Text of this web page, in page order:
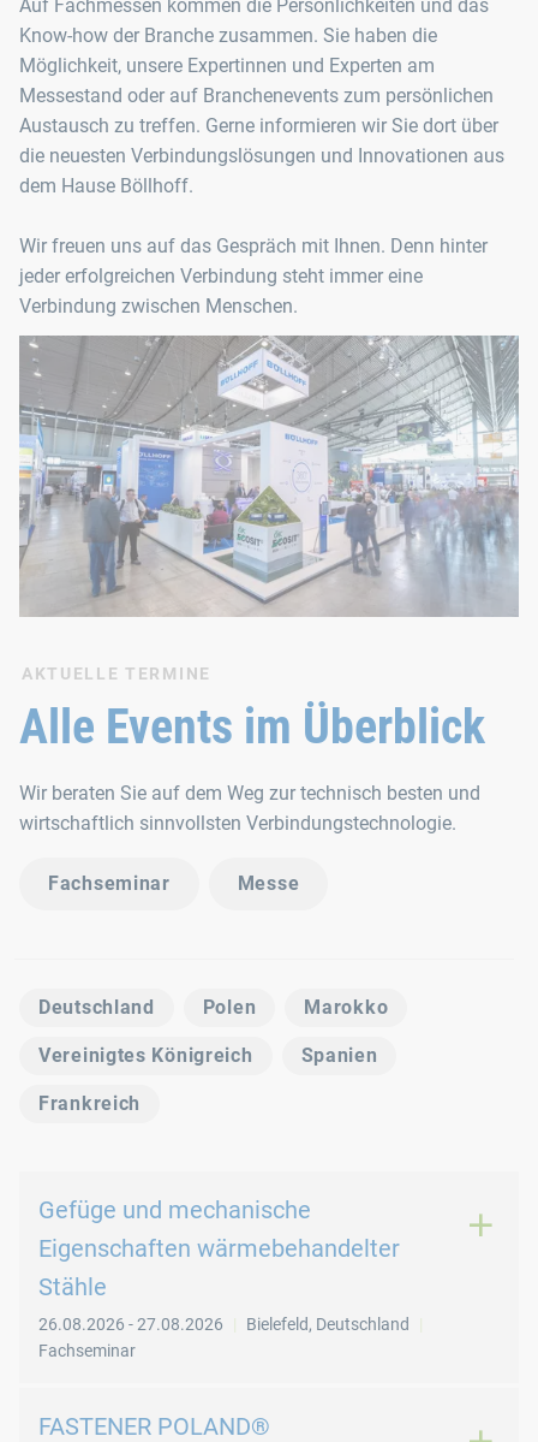
Auf Fachmessen kommen die Persönlichkeiten und das
Know-how der Branche zusammen. Sie haben die
Möglichkeit, unsere Expertinnen und Experten am
Messestand oder auf Branchenevents zum persönlichen
Austausch zu treffen. Gerne informieren wir Sie dort über
die neuesten Verbindungslösungen und Innovationen aus
dem Hause Böllhoff.
Wir freuen uns auf das Gespräch mit Ihnen. Denn hinter
jeder erfolgreichen Verbindung steht immer eine
Verbindung zwischen Menschen.
AKTUELLE TERMINE
Alle Events im Überblick
Wir beraten Sie auf dem Weg zur technisch besten und
wirtschaftlich sinnvollsten Verbindungstechnologie.
Fachseminar Messe
Deutschland Polen Marokko
Vereinigtes Königreich Spanien
Frankreich
Gefüge und mechanische
Eigenschaften wärmebehandelter
Stähle
26.08.2026 -27.08.2026 Bielefeld, Deutschland
Fachseminar
FASTENER POLAND®